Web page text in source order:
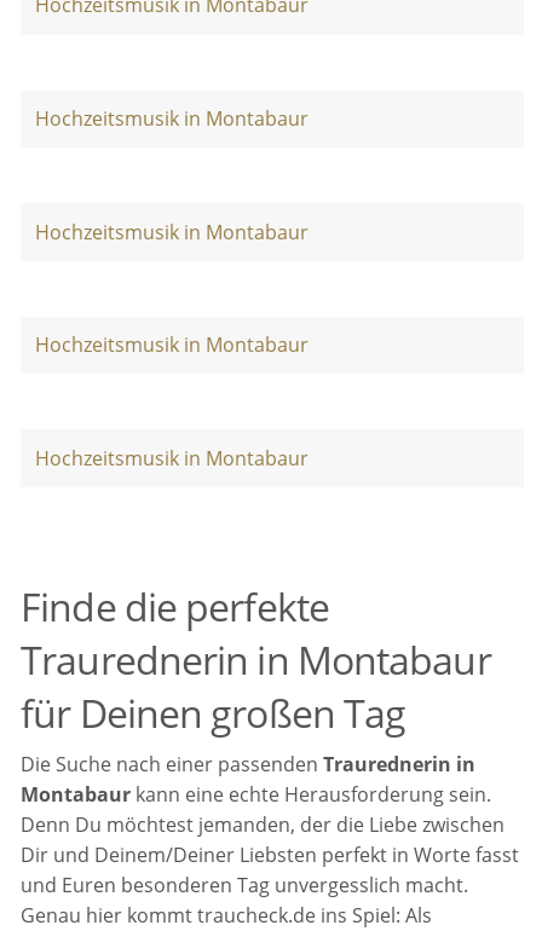
Hochzeitsmusik in Montabaur
Hochzeitsmusik in Montabaur
Hochzeitsmusik in Montabaur
Hochzeitsmusik in Montabaur
Hochzeitsmusik in Montabaur
Finde die perfekte
Traurednerin in Montabaur
für Deinen großen Tag
Die Suche nach einer passendenTraurednerin in
Montabaur kann eine echte Herausforderung sein.
Denn Du möchtest jemanden, der die Liebe zwischen
Dir und Deinem/Deiner Liebsten perfekt in Worte fasst
und Euren besonderen Tag unvergesslich macht.
Genau hier kommt traucheck.de ins Spiel: Als